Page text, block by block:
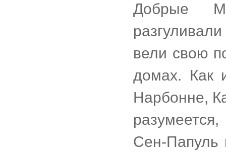
Добрые
вели свою
домах. Как
Нарбонне,
Сен-Папуль